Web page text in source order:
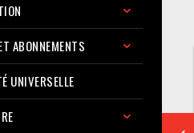
ABONNEMENTS
UNIVERSELLE